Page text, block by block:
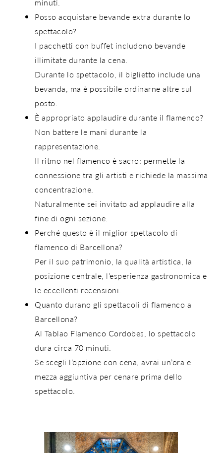
Posso acquistare bevande extra durante lo
spettacolo?
I pacchetti con buffet includono bevande
illimitate durante la cena.
Durante lo spettacolo, il biglietto include una
bevanda, ma è possibile ordinarne altre sul
posto.
È appropriato applaudire durante il flamenco?
Non battere le mani durante la
rappresentazione.
Il ritmo nel flamenco è sacro: permette la
connessione tra gli artisti e richiede la massima
concentrazione.
Naturalmente sei invitato ad applaudire alla
fine di ogni sezione.
Perché questo è il miglior spettacolo di
flamenco di Barcellona?
Per il suo patrimonio, la qualità artistica, la
posizione centrale, l’esperienza gastronomica e
le eccellenti recensioni.
Quanto durano gli spettacoli di flamenco a
Barcellona?
Al Tablao Flamenco Cordobes, lo spettacolo
dura circa 70 minuti.
Se scegli l’opzionecon cena, avrai un’ora e
mezza aggiuntiva per cenare prima dello
spettacolo.